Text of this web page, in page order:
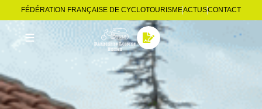
FÉDÉRATION FRANÇAISE DE CYCLOTOURISMEACTUSCONTACT